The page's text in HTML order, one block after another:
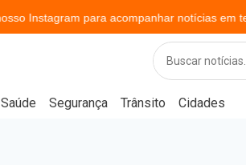
para acompanhar notícias em tempo real
Saúde Segurança Trânsito Cidades